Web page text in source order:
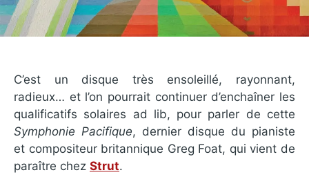
C’est un disque très ensoleillé, rayonnant,
radieux… et l’on pourrait continuer d’enchaîner les
qualificatifs solaires ad lib, pour parler de cette
Symphonie Pacifique, dernier disque du pianiste
et compositeur britannique Greg Foat, qui vient de
paraître chez Strut.